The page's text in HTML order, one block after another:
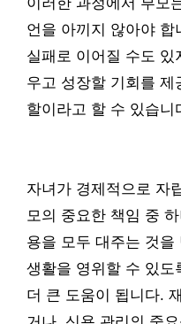
언을 아끼지 않아야 합
실패로 이어질 수도 있
우고 성장할 기회를 제
할이라고 할 수 있습니
자녀가 경제적으로 자
모의 중요한 책임 중
용을 모두 대주는 것
생활을 영위할 수 있도
더 큰 도움이 됩니다.